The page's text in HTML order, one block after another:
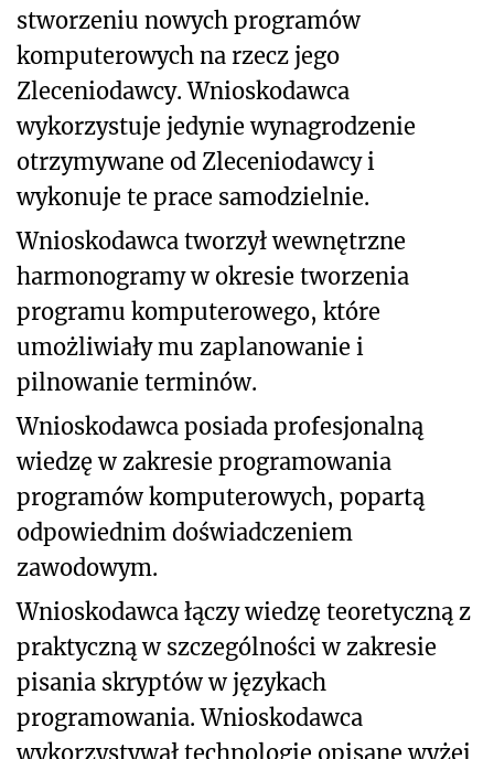
stworzeniu nowych programów
komputerowych na rzecz jego
Zleceniodawcy. Wnioskodawca
wykorzystuje jedynie wynagrodzenie
otrzymywane od Zleceniodawcy i
wykonuje te prace samodzielnie.
Wnioskodawca tworzył wewnętrzne
harmonogramy w okresie tworzenia
programu komputerowego, które
umożliwiały mu zaplanowanie i
pilnowanie terminów.
Wnioskodawca posiada profesjonalną
wiedzę w zakresie programowania
programów komputerowych, popartą
odpowiednim doświadczeniem
zawodowym.
Wnioskodawca łączy wiedzę teoretyczną z
praktyczną w szczególności w zakresie
pisania skryptów w językach
programowania. Wnioskodawca
wykorzystywał technologie opisane wyżej